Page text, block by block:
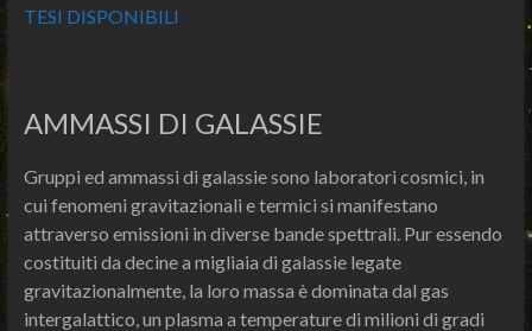
TESI DISPONIBILI
AMMASSI DI GALASSIE
Gruppi ed ammassi di galassie sono laboratori cosmici, in
cui fenomeni gravitazionali e termici si manifestano
attraverso emissioni in diverse bande spettrali. Pur essendo
costituiti da decine a migliaia di galassie legate
gravitazionalmente, la loro massa è dominata dal gas
intergalattico, un plasma a temperature di milioni di gradi